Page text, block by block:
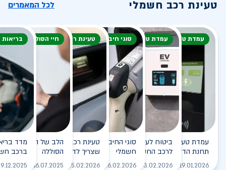
טעינת רכב חשמלי לכל המאמרים
עמדת טעינה
עמדת טעינה - הסוף של
תחנת הדלק?
19.01.2026 לקריאה
עמדת טעינה
ביטוח לעמדת טעינה ביתית
לרכב החשמלי
03.02.2026 לקריאה
סוגי חיבור
סוגי החיבורים לטעינת רכב
חשמלי
26.02.2026 לקריאה
טעינת רכב חשמלי
טעינת רכב חשמלי - כל מה
שצריך לדעת
25.02.2026 לקריאה
חיי הסוללה
הלב של הרכב
הסוללה
16.07.2025
ברכב